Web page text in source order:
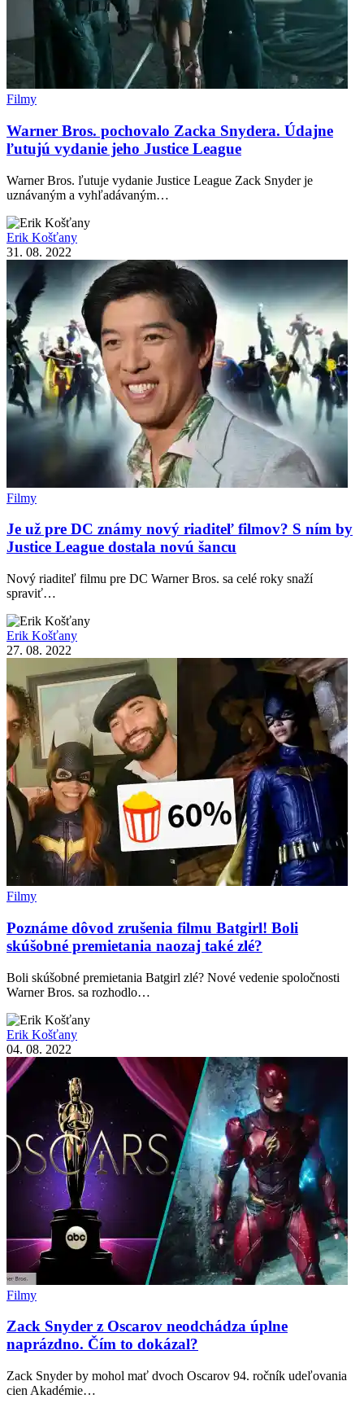
Filmy
Warner Bros. pochovalo Zacka Snydera. Údajne
ľutujú vydanie jeho Justice League
Warner Bros. ľutuje vydanie Justice League Zack Snyder je
uznávaným a vyhľadávaným…
Erik Košťany
31. 08. 2022
Filmy
Je už pre DC známy nový riaditeľ filmov? S ním by
Justice League dostala novú šancu
Nový riaditeľ filmu pre DC Warner Bros. sa celé roky snaží
spraviť…
Erik Košťany
27. 08. 2022
Filmy
Poznáme dôvod zrušenia filmu Batgirl! Boli
skúšobné premietania naozaj také zlé?
Boli skúšobné premietania Batgirl zlé? Nové vedenie spoločnosti
Warner Bros. sa rozhodlo…
Erik Košťany
04. 08. 2022
Filmy
Zack Snyder z Oscarov neodchádza úplne
naprázdno. Čím to dokázal?
Zack Snyder by mohol mať dvoch Oscarov 94. ročník udeľovania
cien Akadémie…